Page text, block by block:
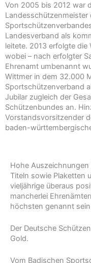
Von 2005 bis 2012 war
Landesschützenmeister
Landesverband als
leitete. 2013 erfolgte die
wobei – nach erfolgter
Ehrenamt umbenannt
Wittmer in dem 32.000
Sportschützenverband
Jubilar zugleich der
Schützenbundes an.
Vorstandsvorsitzender
baden-
Hohe
Titeln sowie Plaketten
vieljährige überaus
mancherlei
höchsten genannt
Der Deutsche
Gold.
Vom Badischen